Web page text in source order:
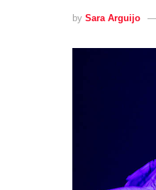
by Sara Arguijo